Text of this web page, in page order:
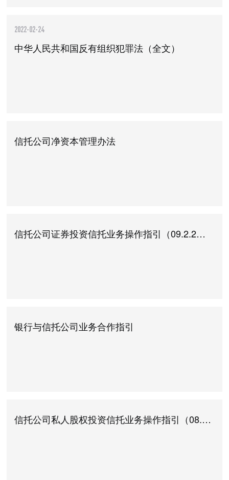
2022-02-24
中华人民共和国反有组织犯罪法（全文）
信托公司净资本管理办法
信托公司证券投资信托业务操作指引（09.2.2施行）
银行与信托公司业务合作指引
信托公司私人股权投资信托业务操作指引（08.6.25施行）